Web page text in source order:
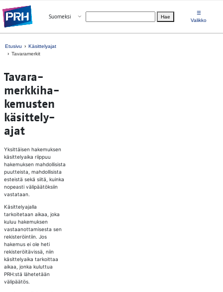
Valitse kieli
Suomeksi Avaa valikko Hae
☰
Valikko
Etusivu
Käsittelyajat
Tavaramerkit
Ta­va­ra­
merk­ki­ha­
ke­mus­ten
kä­sit­te­ly­
ajat
Yksittäisen hakemuksen
käsittelyaika riippuu
hakemuksen mahdollisista
puutteista, mahdollisista
esteistä sekä siitä, kuinka
nopeasti välipäätöksiin
vastataan.
Käsittelyajalla
tarkoitetaan aikaa, joka
kuluu hakemuksen
vastaanottamisesta sen
rekisteröintiin. Jos
hakemus ei ole heti
rekisteröitävissä, niin
käsittelyaika tarkoittaa
aikaa, jonka kuluttua
PRH:stä lähetetään
välipäätös.